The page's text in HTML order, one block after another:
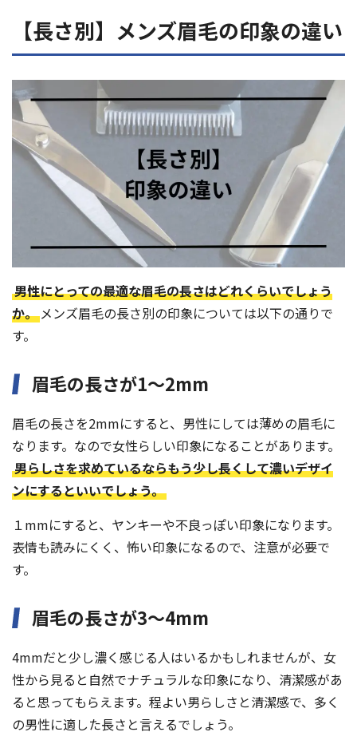
【長さ別】メンズ眉毛の印象の違い
男性にとっての最適な眉毛の長さはどれくらいでしょう
か。 メンズ眉毛の長さ別の印象については以下の通りで
す。
眉毛の長さが1〜2mm
眉毛の長さを2mmにすると、男性にしては薄めの眉毛に
なります。なので女性らしい印象になることがあります。
男らしさを求めているならもう少し長くして濃いデザイ
ンにするといいでしょう。
１mmにすると、ヤンキーや不良っぽい印象になります。
表情も読みにくく、怖い印象になるので、注意が必要で
す。
眉毛の長さが3〜4mm
4mmだと少し濃く感じる人はいるかもしれませんが、女
性から見ると自然でナチュラルな印象になり、清潔感があ
ると思ってもらえます。程よい男らしさと清潔感で、多く
の男性に適した長さと言えるでしょう。